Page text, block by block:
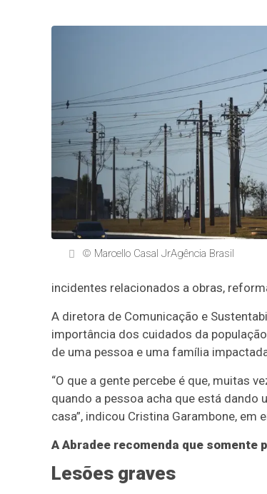
© Marcello Casal JrAgência Brasil
incidentes relacionados a obras,
A diretora de Comunicação e
importância dos cuidados da
de uma pessoa e uma família
“O que a gente percebe é que, muitas
quando a pessoa acha que está
casa”, indicou Cristina Garambone, em
A Abradee recomenda que
Lesões graves